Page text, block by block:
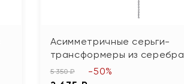
Асимметричные серьги-
трансформеры из серебра
5 350 ₽ -50%